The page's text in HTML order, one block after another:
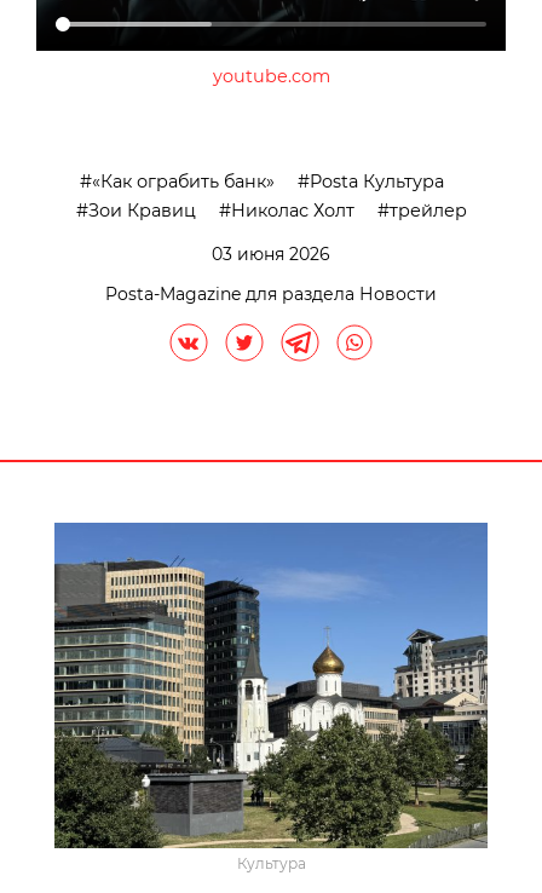
youtube.com
«Как ограбить банк»
Posta Культура
Зои Кравиц
Николас Холт
трейлер
03 июня 2026
Posta-Magazine для раздела Новости
Культура